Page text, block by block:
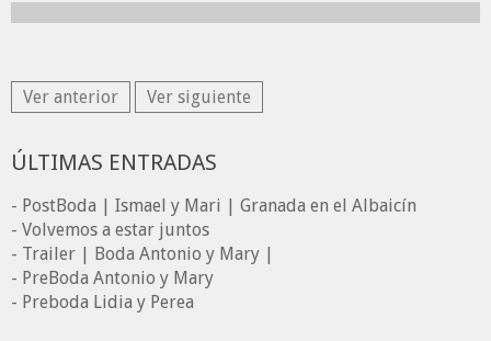
Ver anterior Ver siguiente
ÚLTIMAS ENTRADAS
- PostBoda | Ismael y Mari | Granada en el Albaicín
- Volvemos a estar juntos
- Trailer | Boda Antonio y Mary |
- PreBoda Antonio y Mary
- Preboda Lidia y Perea